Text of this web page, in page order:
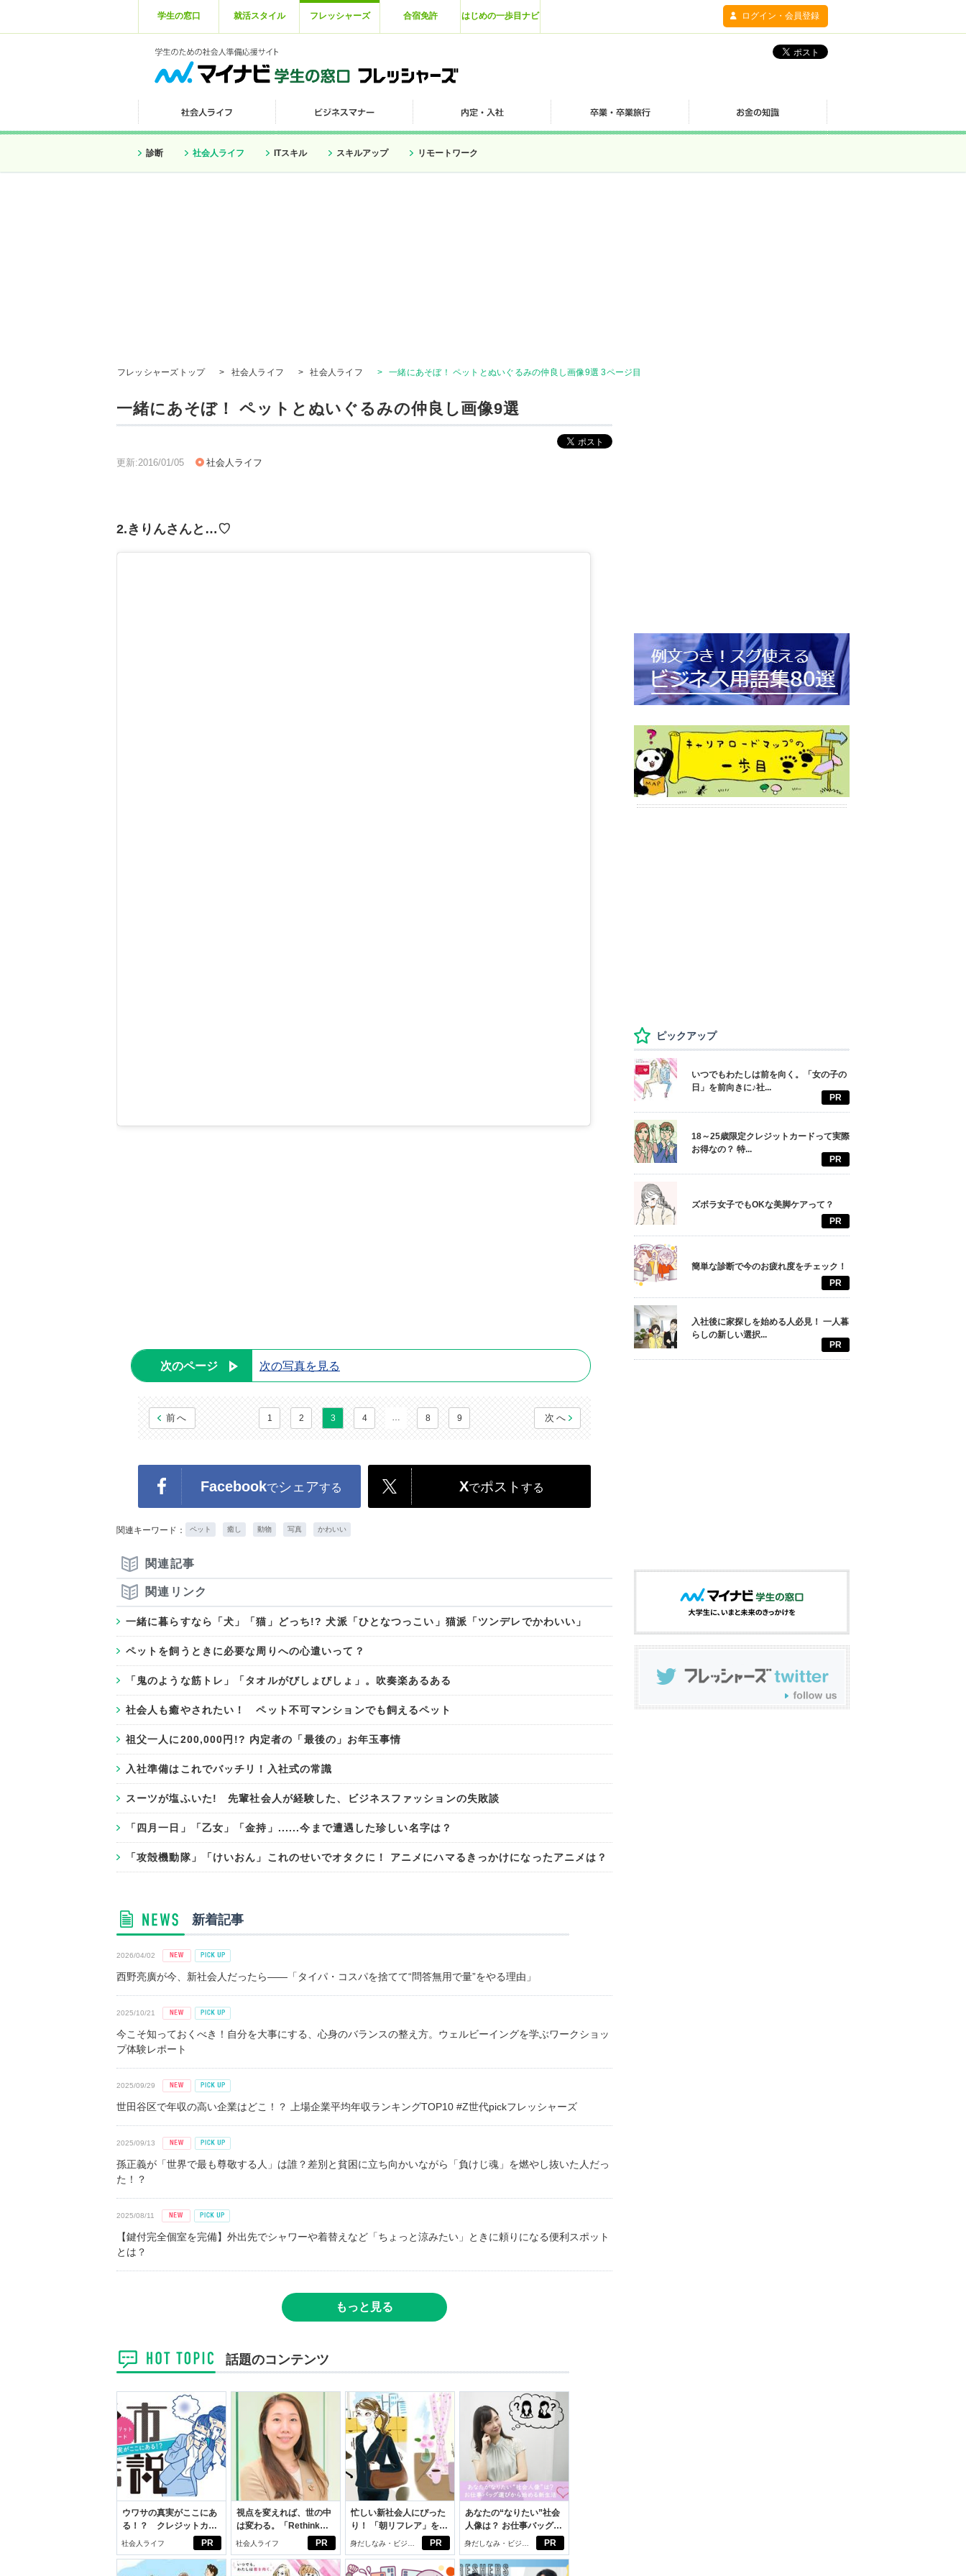
学生の窓口 就活スタイル フレッシャーズ 合宿免許 はじめの一歩目ナビ ログイン・会員登録
診断 社会人ライフ ITスキル スキルアップ リモートワーク
フレッシャーズトップ > 社会人ライフ > 社会人ライフ > 一緒にあそぼ！ ペットとぬいぐるみの仲良し画像9選 3ページ目
一緒にあそぼ！ ペットとぬいぐるみの仲良し画像9選
更新:2016/01/05 社会人ライフ
2.きりんさんと…♡
次のページ 次の写真を見る
前へ 1 2 3 4 … 8 9 次へ
Facebookでシェアする Xでポスト する
関連キーワード： ペット 癒し 動物 写真 かわいい
関連記事
関連リンク
一緒に暮らすなら「犬」「猫」どっち!? 犬派「ひとなつっこい」猫派「ツンデレでかわいい」
ペットを飼うときに必要な周りへの心遣いって？
「鬼のような筋トレ」「タオルがびしょびしょ」。吹奏楽あるある
社会人も癒やされたい！ ペット不可マンションでも飼えるペット
祖父一人に200,000円!? 内定者の「最後の」お年玉事情
入社準備はこれでバッチリ！入社式の常識
スーツが塩ふいた! 先輩社会人が経験した、ビジネスファッションの失敗談
「四月一日」「乙女」「金持」......今まで遭遇した珍しい名字は？
「攻殻機動隊」「けいおん」これのせいでオタクに！ アニメにハマるきっかけになったアニメは？
新着記事
2026/04/02
西野亮廣が今、新社会人だったら――「タイパ・コスパを捨てて“問答無用で量”をやる理由」
2025/10/21
今こそ知っておくべき！自分を大事にする、心身のバランスの整え方。ウェルビーイングを学ぶワークショッ
プ体験レポート
2025/09/29
世田谷区で年収の高い企業はどこ！？ 上場企業平均年収ランキングTOP10 #Z世代pickフレッシャーズ
2025/09/13
孫正義が「世界で最も尊敬する人」は誰？差別と貧困に立ち向かいながら「負けじ魂」を燃やし抜いた人だっ
た！？
2025/08/11
【鍵付完全個室を完備】外出先でシャワーや着替えなど「ちょっと涼みたい」ときに頼りになる便利スポット
とは？
もっと見る
話題のコンテンツ
PR
ウワサの真実がここにあ
る！？ クレジットカー
ドの都市伝説
社会人ライフ PR
視点を変えれば、世の中
は変わる。「Rethink
PROJECT」がつたえた
社会人ライフ PR
忙しい新社会人にぴった
り！ 「朝リフレア」をは
じめよう。しっかりニオ
イケアして24時間快適。
身だしなみ・ビジネ
スアイテム
PR
あなたの“なりたい”社会
人像は？ お仕事バッグ選
びから始める新生活
身だしなみ・ビジネ
スアイテム
ピックアップ
いつでもわたしは前を向く。「女の子の
日」を前向きに♪社...
PR
18～25歳限定クレジットカードって実際
お得なの？ 特...
PR
ズボラ女子でもOKな美脚ケアって？
PR
簡単な診断で今のお疲れ度をチェック！
PR
入社後に家探しを始める人必見！ 一人暮
らしの新しい選択...
PR